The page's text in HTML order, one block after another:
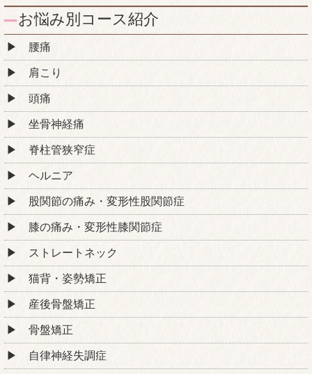
お悩み別コース紹介
腰痛
肩こり
頭痛
坐骨神経痛
脊柱管狭窄症
ヘルニア
股関節の痛み・変形性股関節症
膝の痛み・変形性膝関節症
ストレートネック
猫背・姿勢矯正
産後骨盤矯正
骨盤矯正
自律神経失調症